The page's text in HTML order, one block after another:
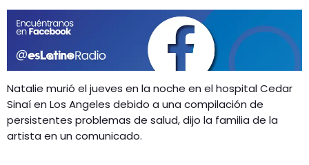
MÚSICA
ENTRETENIMIENTO
RADIO SPLENDID
CONTACTO
Natalie murió el jueves en la noche en el hospital Cedar
Sinaí en Los Angeles debido a una compilación de
persistentes problemas de salud, dijo la familia de la
artista en un comunicado.